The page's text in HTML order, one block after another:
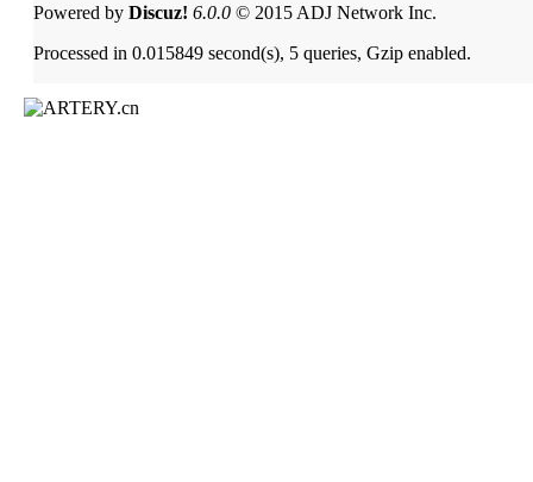
Powered by Discuz! 6.0.0 © 2015 ADJ Network Inc.
Processed in 0.015849 second(s), 5 queries, Gzip enabled.